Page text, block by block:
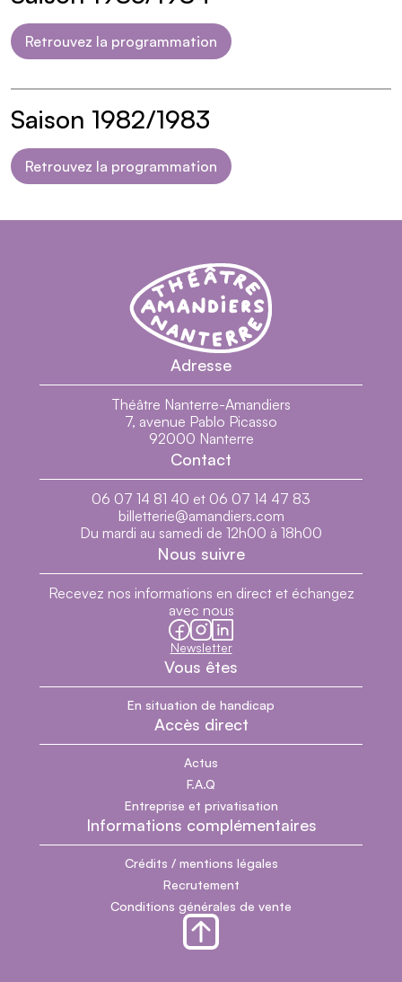
Retrouvez la programmation
Saison 1982/1983
Retrouvez la programmation
Section pied de page du site
Théâtre Nanterre-Amandiers - Centre
Théâtre Nanterre-Amandiers
Adresse
Théâtre Nanterre-Amandiers
7, avenue Pablo Picasso
92000 Nanterre
Contact
06 07 14 81 40 et 06 07 14 47 83
billetterie@amandiers.com
Du mardi au samedi de 12h00 à 18h00
Nous suivre
Recevez nos informations en direct et échangez
avec nous
facebook
instagram
linkedin
Newsletter
Vous êtes
En situation de handicap
Accès direct
Actus
F.A.Q
Entreprise et privatisation
Informations complémentaires
Crédits / mentions légales
Recrutement
Conditions générales de vente